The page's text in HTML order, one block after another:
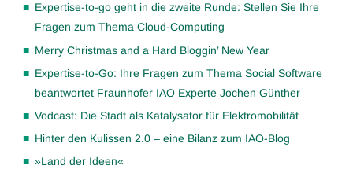
Expertise-to-go geht in die zweite Runde: Stellen Sie Ihre
Fragen zum Thema Cloud-Computing
Merry Christmas and a Hard Bloggin’ New Year
Expertise-to-Go: Ihre Fragen zum Thema Social Software
beantwortet Fraunhofer IAO Experte Jochen Günther
Vodcast: Die Stadt als Katalysator für Elektromobilität
Hinter den Kulissen 2.0 – eine Bilanz zum IAO-Blog
»Land der Ideen«